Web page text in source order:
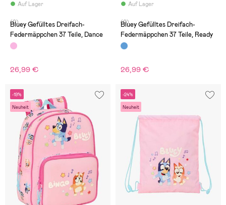
Auf Lager
(0)
Bluey Gefülltes Dreifach-
Federmäppchen 37 Teile, Dance
26,99 €
Auf Lager
(0)
Bluey Gefülltes Dreifach-
Federmäppchen 37 Teile, Ready
26,99 €
-19%
Neuheit
-24%
Neuheit